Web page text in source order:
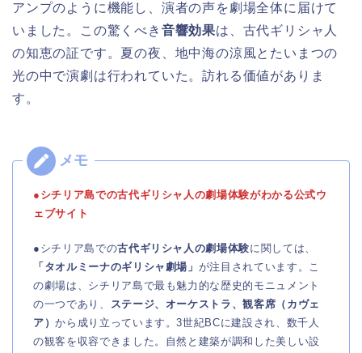
アンプのように機能し、演者の声を劇場全体に届けて
いました。この驚くべき 音響効果は、古代ギリシャ人
の知恵の証です。夏の夜、地中海の涼風とたいまつの
光の中で演劇は行われていた。訪れる価値がありま
す。
●シチリア島での古代ギリシャ人の劇場体験がわかる公式ウ
ェブサイト
●シチリア島での古代ギリシャ人の劇場体験に関しては、
「タオルミーナのギリシャ劇場」 が注目されています。こ
の劇場は、シチリア島で最も魅力的な歴史的モニュメント
の一つであり、 ステージ、オーケストラ、観客席（カヴェ
ア）から成り立っています。3世紀BCに建設され、数千人
の観客を収容できました。自然と建築が調和した美しい設